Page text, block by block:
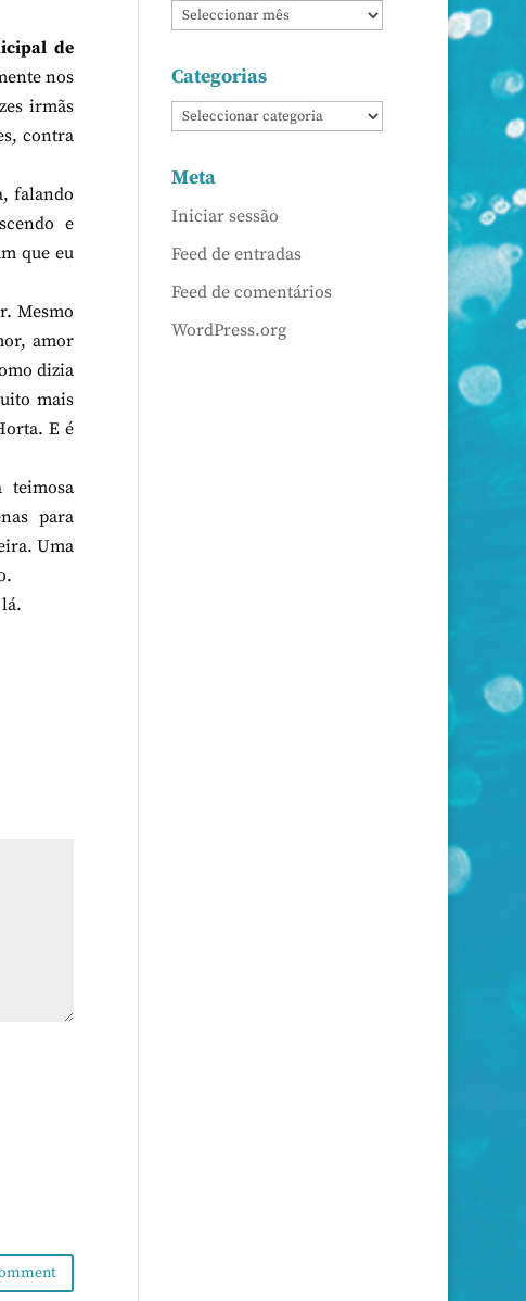
de
nos
irmãs
contra
falando
e
que eu
Mesmo
amor
dizia
mais
E é
teimosa
para
Uma
Categorias
Meta
Iniciar sessão
Feed de entradas
Feed de comentários
WordPress.org